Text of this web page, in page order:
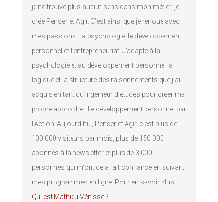
je ne trouve plus aucun sens dans mon métier, je
crée Penser et Agir. C’est ainsi que je renoue avec
mes passions : la psychologie, le développement
personnel et l’entrepreneuriat. J’adapte à la
psychologie et au développement personnel la
logique et la structure des raisonnements que j’ai
acquis en tant qu’ingénieur d’études pour créer ma
propre approche : Le développement personnel par
l’Action. Aujourd'hui, Penser et Agir, c'est plus de
100 000 visiteurs par mois, plus de 150 000
abonnés à la newsletter et plus de 3 000
personnes qui m'ont déjà fait confiance en suivant
mes programmes en ligne. Pour en savoir plus :
Qui est Mathieu Vénisse ?